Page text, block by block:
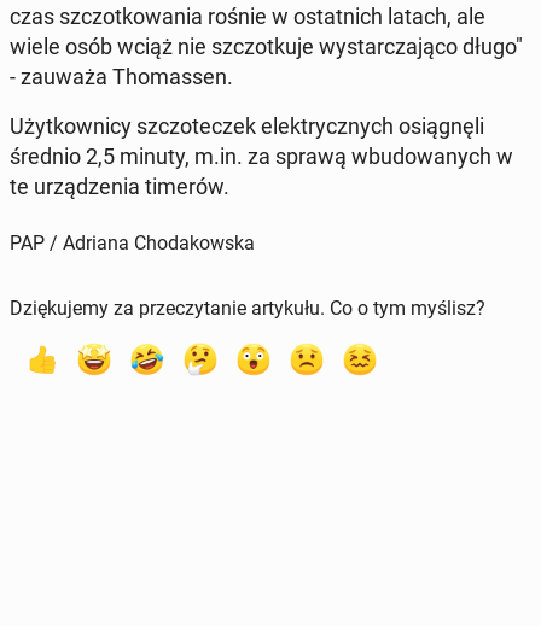
czas szczot­ko­wa­nia rośnie w ostat­nich latach, ale
wiele osób wciąż nie szczot­ku­je wy­star­cza­ją­co długo"
- zauważa Tho­mas­sen.
Użyt­kow­ni­cy szczo­te­czek elek­trycz­nych osią­gnę­li
średnio 2,5 minuty, m.in. za sprawą wbu­do­wa­nych w
te urzą­dze­nia timerów.
PAP / Adriana Chodakowska
Dziękujemy za przeczytanie artykułu. Co o tym myślisz?